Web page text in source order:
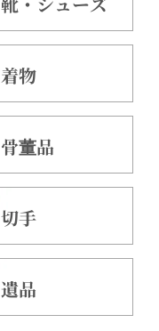
着物
骨董品
切手
遺品